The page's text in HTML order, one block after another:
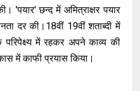
'पयार' छन्द में अमित्राक्षर पयार
दर की।18वीं 19वीं शताब्दी में
में रहकर अपने काव्य की
में काफी प्रयास किया।